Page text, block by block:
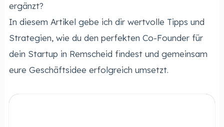
ergänzt?
In diesem Artikel gebe ich dir wertvolle Tipps und
Strategien, wie du den perfekten Co-Founder für
dein Startup in Remscheid findest und gemeinsam
eure Geschäftsidee erfolgreich umsetzt.